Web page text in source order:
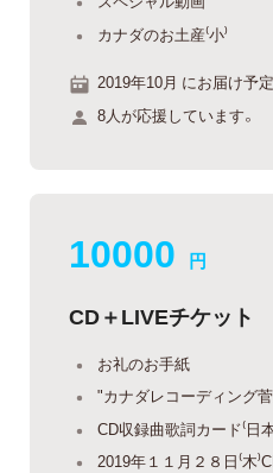
カナダのお土産⁽小⁾
2019年10月 にお届け予定
8人が応援しています。
10000 円
CD＋LIVEチケット
お礼のお手紙
"カナダレコーディング
CD収録曲歌詞カード⁽日
2019年１１月２８日⁽木